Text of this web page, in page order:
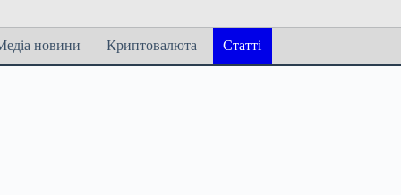
новини Криптовалюта Статті